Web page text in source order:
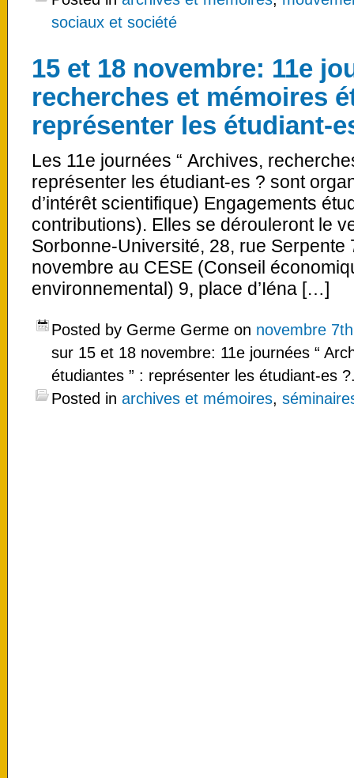
sociaux et société
15 et 18 novembre: 11e
recherches et mémoires
représenter les étudiant-
Les 11e journées “ Archives,
représenter les étudiant-es ? sont
d’intérêt scientifique) Engagements
contributions). Elles se dérouleront le
Sorbonne-Université, 28, rue Serpente
novembre au CESE (Conseil
environnemental) 9, place d’Iéna […]
Posted by Germe Germe on novembre
sur 15 et 18 novembre: 11e journées “
étudiantes ” : représenter les étudiant-es
Posted in archives et mémoires,